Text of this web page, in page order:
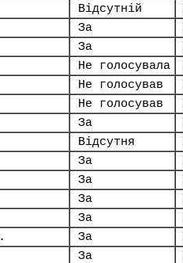
Відсутній
За
За
Не голосувала
Не голосував
Не голосував
За
Відсутня
За
За
За
За
За
За